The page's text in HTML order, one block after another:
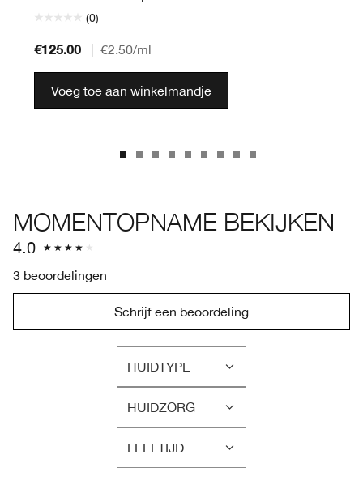
(0)
€125.00 €2.50/ml
Voeg toe aan winkelmandje
MOMENTOPNAME BEKIJKEN
4.0
3 beoordelingen
Schrijf een beoordeling
HUIDTYPE
FILTER
BEOORDELINGEN
OP
HUIDTYPE
HUIDZORG
FILTER
BEOORDELINGEN
OP
HUIDZORG
LEEFTIJD
FILTER
BEOORDELINGEN